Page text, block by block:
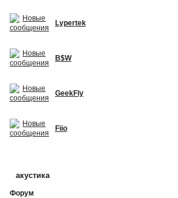
Lypertek
B$W
GeekFly
Fiio
акустика
Форум